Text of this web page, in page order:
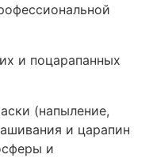
и поцарапанных
(напыление,
и царапин
и